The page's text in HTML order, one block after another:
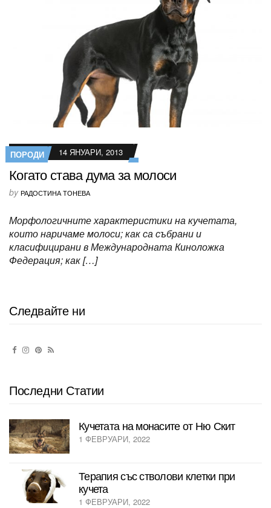
ПОРОДИ 14 ЯНУАРИ, 2013
Когато става дума за молоси
by РАДОСТИНА ТОНЕВА
Морфологичните характеристики на кучетата,
които наричаме молоси; как са събрани и
класифицирани в Международната Киноложка
Федерация; как […]
Следвайте ни
Последни Статии
Кучетата на монасите от Ню Скит
1 ФЕВРУАРИ, 2022
Терапия със стволови клетки при
кучета
1 ФЕВРУАРИ, 2022